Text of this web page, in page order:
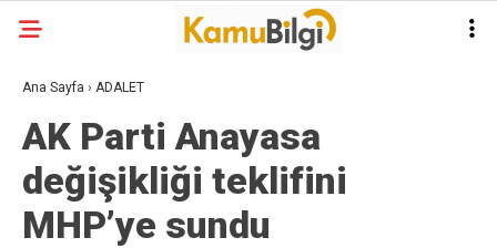
Ana Sayfa › ADALET
AK Parti Anayasa
değişikliği teklifini
MHP’ye sundu